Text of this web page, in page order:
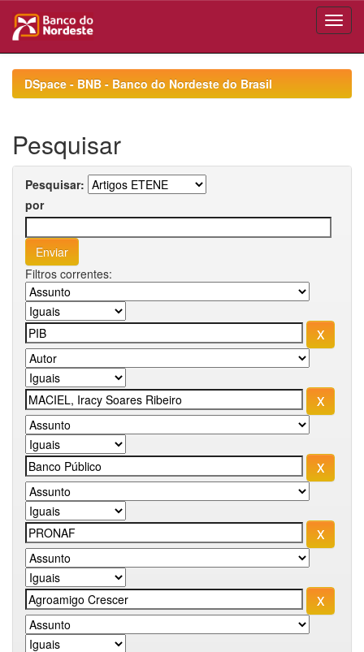
navigationDSpace - BNB - Banco do Nordeste do Brasil
Pesquisar
Pesquisar:
por
Filtros correntes: